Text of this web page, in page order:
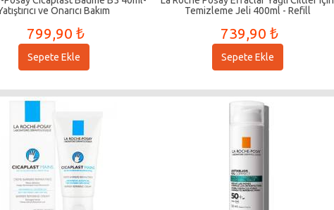
ve Onarıcı Bakım
799,90 ₺
Sepete Ekle
Temizleme Jeli 400ml - Refill
739,90 ₺
Sepete Ekle